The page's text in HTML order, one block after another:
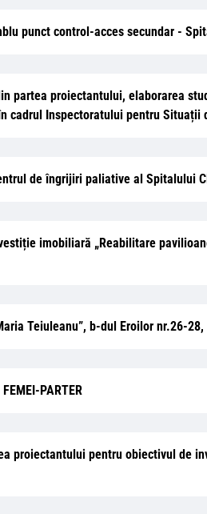
punct control-acces secundar -
partea proiectantului, elaborarea
Inspectoratului pentru Situații
de îngrijiri paliative al Spitalului
imobiliară „Reabilitare
Teiuleanu”, b-dul Eroilor nr.26-
PARTER
proiectantului pentru obiectivul de